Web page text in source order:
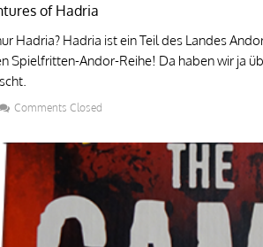
of Hadria
Hadria? Hadria ist ein Teil des Landes
Spielfritten-Andor-Reihe! Da haben wir ja
Comments Closed